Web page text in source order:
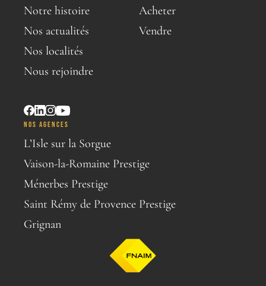
Notre histoire
Nos actualités
Nos localités
Nous rejoindre
Acheter
Vendre
NOS AGENCES
L’Isle sur la Sorgue
Vaison-la-Romaine Prestige
Ménerbes Prestige
Saint Rémy de Provence Prestige
Grignan